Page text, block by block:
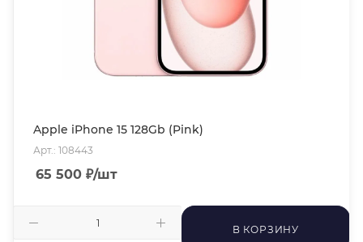
Apple iPhone 15 128Gb (Pink)
Арт.: 108443
65 500 ₽/шт
В КОРЗИНУ